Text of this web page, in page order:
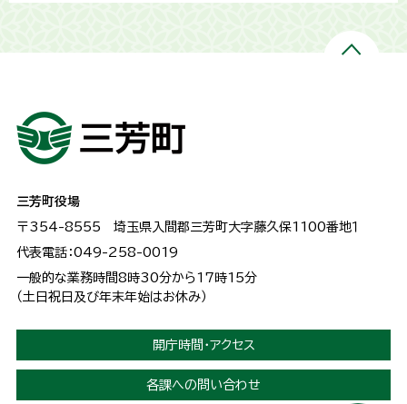
三芳町役場
〒354-8555 埼玉県入間郡三芳町大字藤久保1100番地１
代表電話：049-258-0019
一般的な業務時間8時30分から17時15分
（土日祝日及び年末年始はお休み）
開庁時間・アクセス
各課への問い合わせ